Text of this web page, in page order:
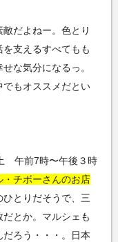
だよねー。色とり
支えるすべてもも
な気分になるっ。
もオススメだとい
午前7時〜午後３時
・チボーさんのお店
とりだそうで、三
とか。マルシェも
ろう・・・。日本